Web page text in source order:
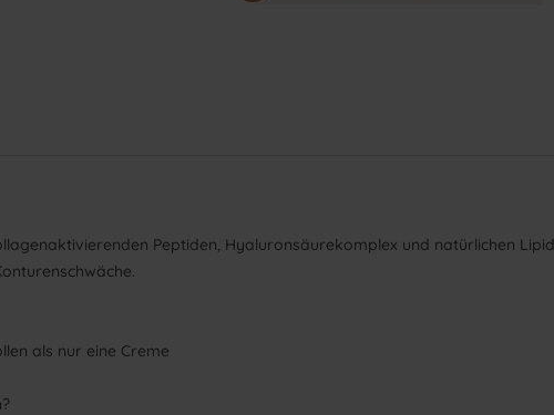
Peptiden, Hyaluronsäurekomplex und natürlichen
als nur eine Creme